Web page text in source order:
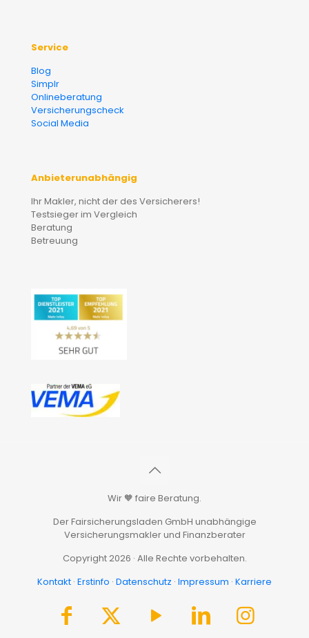
Service
Blog
Simplr
Onlineberatung
Versicherungscheck
Social Media
Anbieterunabhängig
Ihr Makler, nicht der des Versicherers!
Testsieger im Vergleich
Beratung
Betreuung
Wir 🧡 faire Beratung.
Der Fairsicherungsladen GmbH unabhängige
Versicherungsmakler und Finanzberater
Copyright 2026 · Alle Rechte vorbehalten.
Kontakt · Erstinfo · Datenschutz · Impressum · Karriere